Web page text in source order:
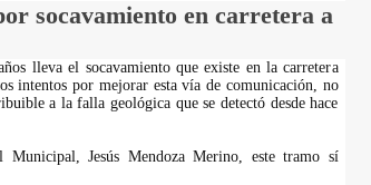
socavamiento en carretera a
lleva el socavamiento que existe en la carretera
intentos por mejorar esta vía de comunicación, no
a la falla geológica que se detectó desde hace
Jesús Mendoza Merino, este tramo sí